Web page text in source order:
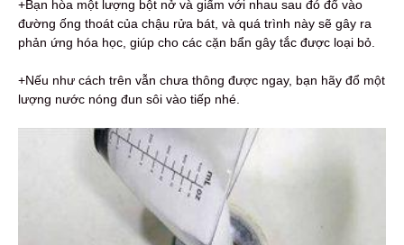
+Bạn hòa một lượng bột nở và giấm với nhau sau đó đổ vào
đường ống thoát của chậu rửa bát, và quá trình này sẽ gây ra
phản ứng hóa học, giúp cho các cặn bẩn gây tắc được loại bỏ.
+Nếu như cách trên vẫn chưa thông được ngay, bạn hãy đổ một
lượng nước nóng đun sôi vào tiếp nhé.